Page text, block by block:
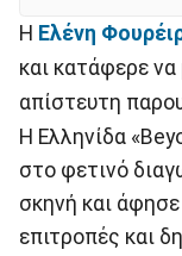
Η Ελένη
και κατάφερε
απίστευτη
Η Ελληνίδα
στο φετινό
σκηνή και
επιτροπές και